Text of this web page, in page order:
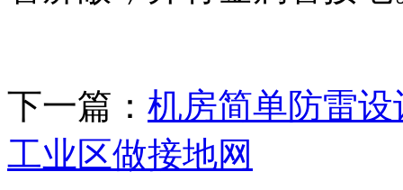
下一篇： 机房简单防雷设
工业区做接地网